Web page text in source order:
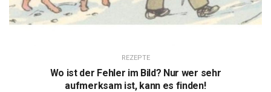
REZEPTE
Wo ist der Fehler im Bild? Nur wer sehr
aufmerksam ist, kann es finden!